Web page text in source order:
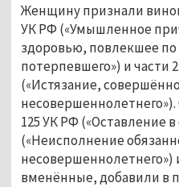
Женщину признали
УК РФ («Умышленное
здоровью, повлекшее
потерпевшего») и части
(«Истязание,
125 УК РФ («Оставление
(«Неисполнение
вменённые, добавили в